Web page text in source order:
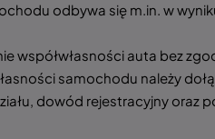
odbywa się m.in. w
współwłasności auta bez
samochodu należy
dowód rejestracyjny oraz